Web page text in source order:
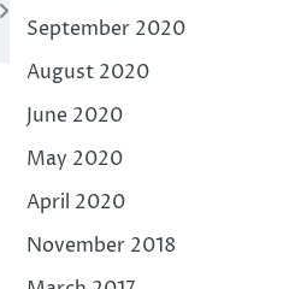
September 2020
August 2020
June 2020
May 2020
April 2020
November 2018